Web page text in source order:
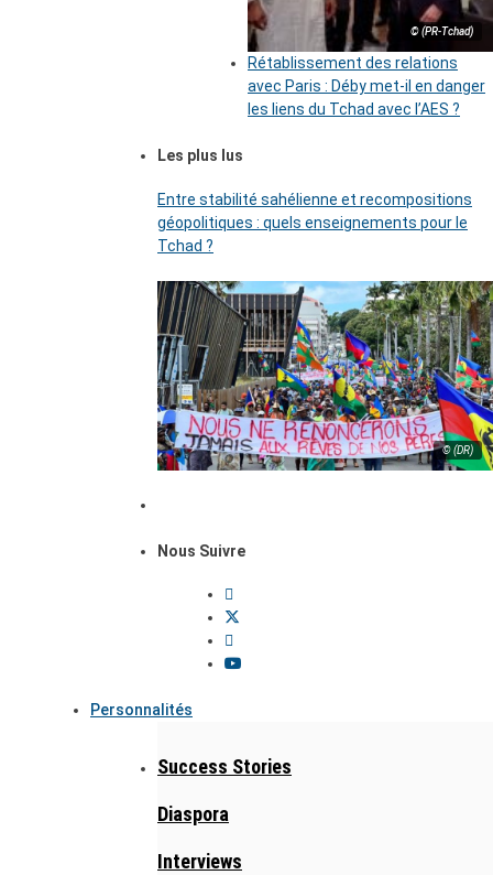
© (PR-Tchad)
Rétablissement des relations
avec Paris : Déby met-il en danger
les liens du Tchad avec l’AES ?
Les plus lus
Entre stabilité sahélienne et recompositions
géopolitiques : quels enseignements pour le
Tchad ?
© (DR)
Nous Suivre
Personnalités
Success Stories
Diaspora
Interviews